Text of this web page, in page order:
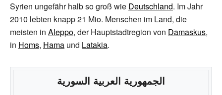
Syrien ungefähr halb so groß wie Deutschland. Im Jahr
2010 lebten knapp 21 Mio. Menschen im Land, die
meisten in Aleppo, der Hauptstadtregion von Damaskus,
in Homs, Hama und Latakia.
الجمهورية العربية السورية